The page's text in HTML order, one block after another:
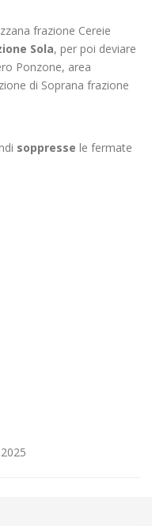
frazione Cereie
Sola, per poi deviare
Ponzone, area
di Soprana frazione
soppresse le fermate